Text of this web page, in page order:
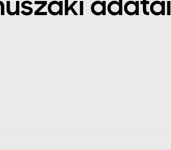
adatai